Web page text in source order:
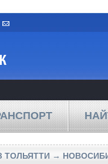
ТОЛЬЯТТИ →